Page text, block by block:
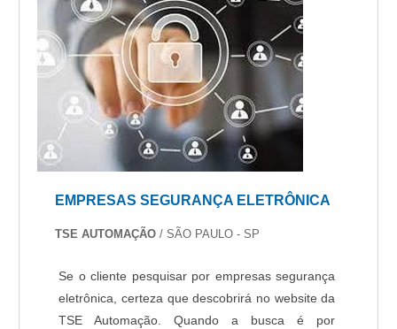
EMPRESAS SEGURANÇA ELETRÔNICA
TSE AUTOMAÇÃO/ SÃO PAULO - SP
Se o cliente pesquisar por empresas segurança
eletrônica, certeza que descobrirá no website da
TSE Automação. Quando a busca é por